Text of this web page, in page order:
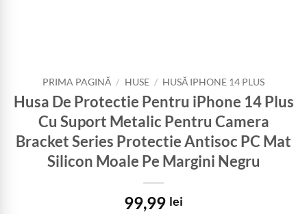
PRIMA PAGINĂ / HUSE / HUSĂ IPHONE 14 PLUS
Husa De Protectie Pentru iPhone 14 Plus
Cu Suport Metalic Pentru Camera
Bracket Series Protectie Antisoc PC Mat
Silicon Moale Pe Margini Negru
99,99 lei